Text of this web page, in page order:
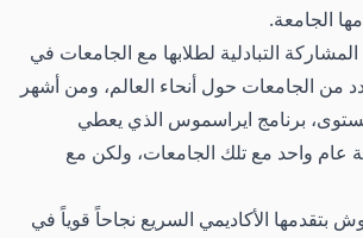
الجامعة.
المشاركة التبادلية لطلابها مع الجامعات في
من الجامعات حول أنحاء العالم، ومن أشهر
برنامج ايراسموس الذي يعطي
عام واحد مع تلك الجامعات، ولكن مع
بتقدمها الأكاديمي السريع نجاحاً قوياً في